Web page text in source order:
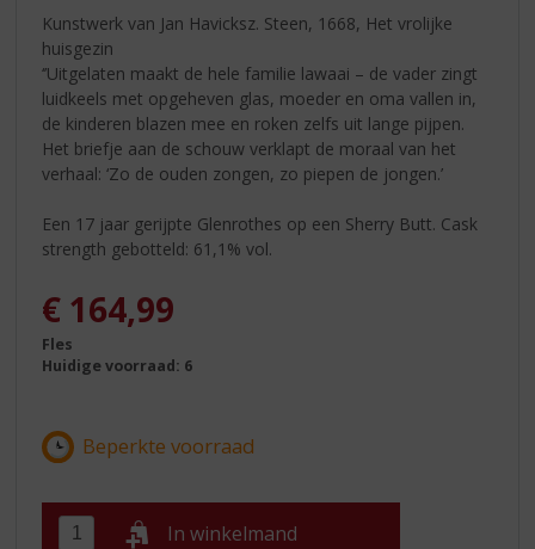
Kunstwerk van Jan Havicksz. Steen, 1668, Het vrolijke
huisgezin
‘’Uitgelaten maakt de hele familie lawaai – de vader zingt
luidkeels met opgeheven glas, moeder en oma vallen in,
de kinderen blazen mee en roken zelfs uit lange pijpen.
Het briefje aan de schouw verklapt de moraal van het
verhaal: ‘Zo de ouden zongen, zo piepen de jongen.’
Een 17 jaar gerijpte Glenrothes op een Sherry Butt. Cask
strength gebotteld: 61,1% vol.
€ 164,99
Fles
Huidige voorraad: 6
In winkelmand